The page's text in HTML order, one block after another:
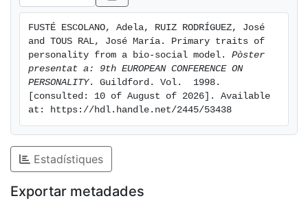
FUSTÉ ESCOLANO, Adela, RUIZ RODRÍGUEZ, José
and TOUS RAL, José María. Primary traits of
personality from a bio-social model. Pòster
presentat a: 9th EUROPEAN CONFERENCE ON
PERSONALITY. Guildford. Vol.  1998.
[consulted: 10 of August of 2026]. Available
at: https://hdl.handle.net/2445/53438
Estadístiques
Exportar metadades